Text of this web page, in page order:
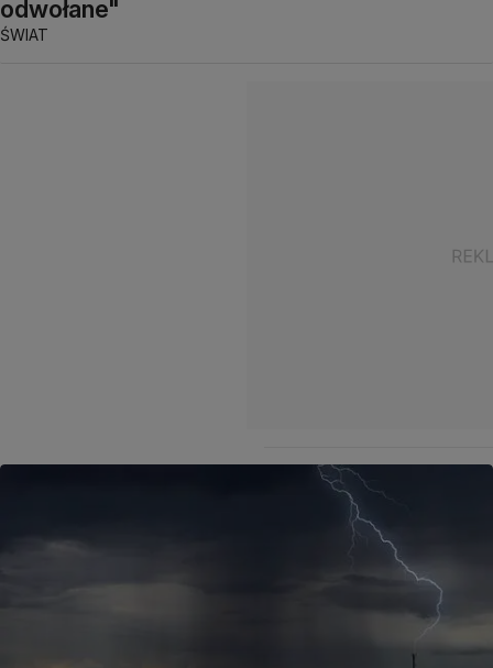
odwołane"
ŚWIAT